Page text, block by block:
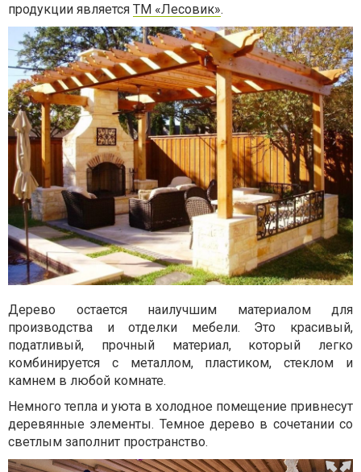
продукции является ТМ «Лесовик».
Дерево остается наилучшим материалом для
производства и отделки мебели. Это красивый,
податливый, прочный материал, который легко
комбинируется с металлом, пластиком, стеклом и
камнем в любой комнате.
Немного тепла и уюта в холодное помещение привнесут
деревянные элементы. Темное дерево в сочетании со
светлым заполнит пространство.